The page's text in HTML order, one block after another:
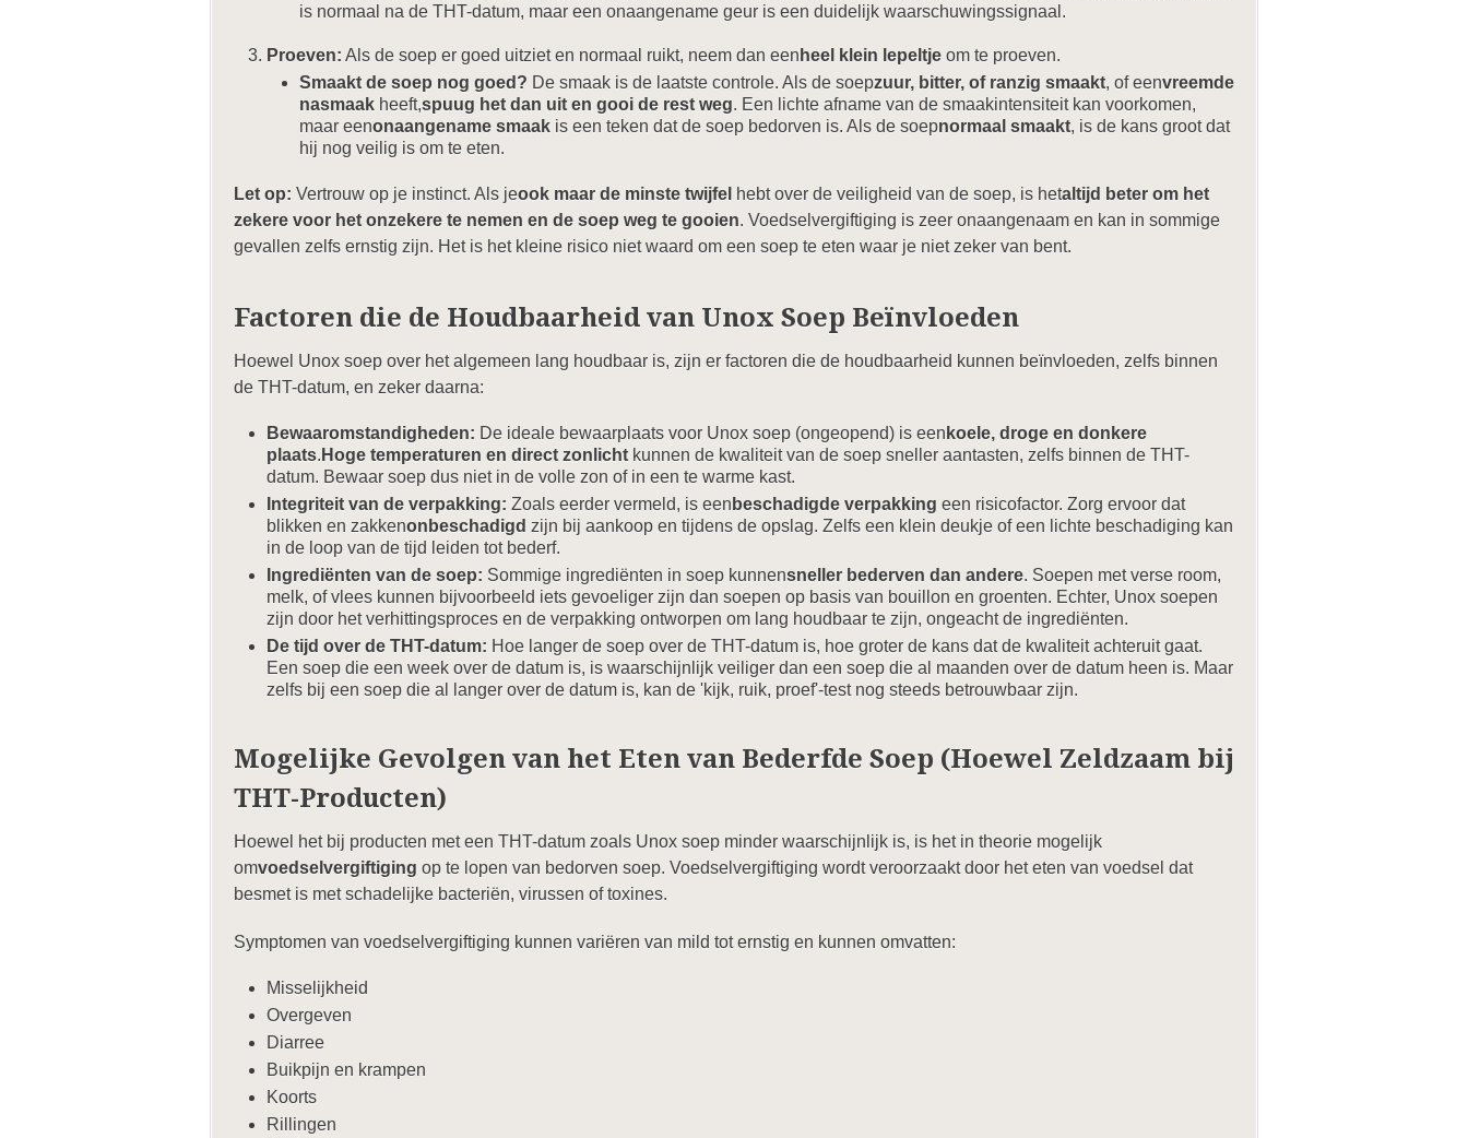
is normaal na de THT-datum, maar een onaangename geur is een duidelijk waarschuwingssignaal.
Proeven: Als de soep er goed uitziet en normaal ruikt, neem dan een heel klein lepeltje om te proeven.
Smaakt de soep nog goed? De smaak is de laatste controle. Als de soepzuur, bitter, of ranzig smaakt, of eenvreemde
nasmaak heeft,spuug het dan uit en gooi de rest weg. Een lichte afname van de smaakintensiteit kan voorkomen,
maar eenonaangename smaak is een teken dat de soep bedorven is. Als de soepnormaal smaakt, is de kans groot dat
hij nog veilig is om te eten.
Let op: Vertrouw op je instinct. Als jeook maar de minste twijfel hebt over de veiligheid van de soep, is hetaltijd beter om het
zekere voor het onzekere te nemen en de soep weg te gooien. Voedselvergiftiging is zeer onaangenaam en kan in sommige
gevallen zelfs ernstig zijn. Het is het kleine risico niet waard om een soep te eten waar je niet zeker van bent.
Factoren die de Houdbaarheid van Unox Soep Beïnvloeden
Hoewel Unox soep over het algemeen lang houdbaar is, zijn er factoren die de houdbaarheid kunnen beïnvloeden, zelfs binnen
de THT-datum, en zeker daarna:
Bewaaromstandigheden: De ideale bewaarplaats voor Unox soep (ongeopend) is een koele, droge en donkere
plaats. Hoge temperaturen en direct zonlicht kunnen de kwaliteit van de soep sneller aantasten, zelfs binnen de THT-
datum. Bewaar soep dus niet in de volle zon of in een te warme kast.
Integriteit van de verpakking: Zoals eerder vermeld, is een beschadigde verpakking een risicofactor. Zorg ervoor dat
blikken en zakkenonbeschadigd zijn bij aankoop en tijdens de opslag. Zelfs een klein deukje of een lichte beschadiging kan
in de loop van de tijd leiden tot bederf.
Ingrediënten van de soep: Sommige ingrediënten in soep kunnensneller bederven dan andere. Soepen met verse room,
melk, of vlees kunnen bijvoorbeeld iets gevoeliger zijn dan soepen op basis van bouillon en groenten. Echter, Unox soepen
zijn door het verhittingsproces en de verpakking ontworpen om lang houdbaar te zijn, ongeacht de ingrediënten.
De tijd over de THT-datum: Hoe langer de soep over de THT-datum is, hoe groter de kans dat de kwaliteit achteruit gaat.
Een soep die een week over de datum is, is waarschijnlijk veiliger dan een soep die al maanden over de datum heen is. Maar
zelfs bij een soep die al langer over de datum is, kan de 'kijk, ruik, proef'-test nog steeds betrouwbaar zijn.
Mogelijke Gevolgen van het Eten van Bederfde Soep (Hoewel Zeldzaam bij
THT-Producten)
Hoewel het bij producten met een THT-datum zoals Unox soep minder waarschijnlijk is, is het in theorie mogelijk
omvoedselvergiftiging op te lopen van bedorven soep. Voedselvergiftiging wordt veroorzaakt door het eten van voedsel dat
besmet is met schadelijke bacteriën, virussen of toxines.
Symptomen van voedselvergiftiging kunnen variëren van mild tot ernstig en kunnen omvatten:
Misselijkheid
Overgeven
Diarree
Buikpijn en krampen
Koorts
Rillingen